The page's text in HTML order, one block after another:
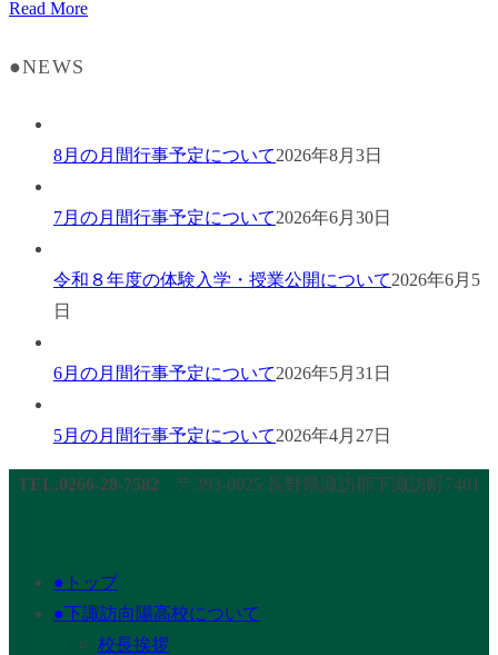
Read More
●NEWS
8月の月間行事予定について2026年8月3日
7月の月間行事予定について2026年6月30日
令和８年度の体験入学・授業公開について2026年6月5
日
6月の月間行事予定について2026年5月31日
5月の月間行事予定について2026年4月27日
TEL.0266-28-7582 〒393-0025 長野県諏訪郡下諏訪町7401
●トップ
●下諏訪向陽高校について
校長挨拶